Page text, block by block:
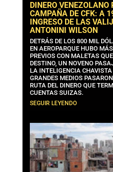
DINERO VENEZOLANO
CAMPAÑA DE CFK: A
INGRESO DE LAS
ANTONINI WILSON
DETRÁS DE LOS 800 MIL
EN AEROPARQUE HUBO
PREVIOS CON MALETAS
DESTINO, UN NOVENO
LA INTELIGENCIA CHAVISTA
GRANDES MEDIOS
RUTA DEL DINERO QUE
CUENTAS SUIZAS.
SEGUIR LEYENDO